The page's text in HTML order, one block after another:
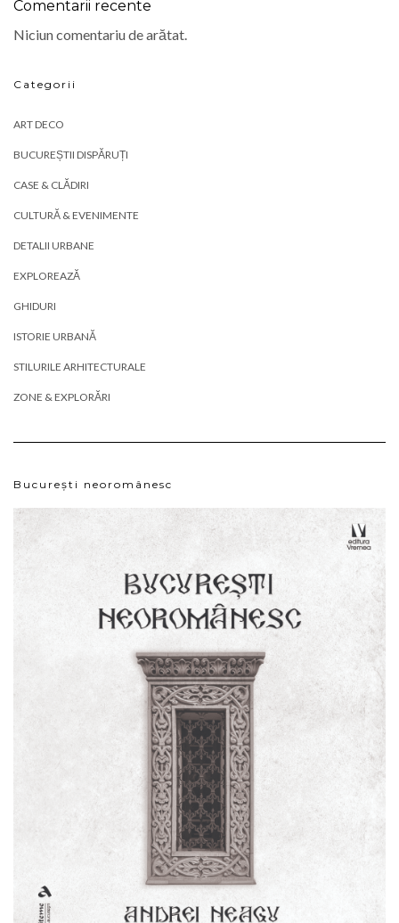
Comentarii recente
Niciun comentariu de arătat.
Categorii
ART DECO
BUCUREȘTII DISPĂRUȚI
CASE & CLĂDIRI
CULTURĂ & EVENIMENTE
DETALII URBANE
EXPLOREAZĂ
GHIDURI
ISTORIE URBANĂ
STILURILE ARHITECTURALE
ZONE & EXPLORĂRI
București neoromânesc